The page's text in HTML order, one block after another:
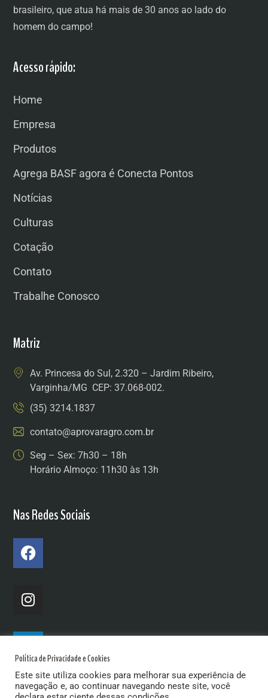
brasileiro, que atua há mais de 30 anos ao lado do
homem do campo!
Acesso rápido:
Home
Empresa
Produtos
Agrega BASF agora é Conecta Pontos
Notícias
Culturas
Cotação
Contato
Trabalhe Conosco
Matriz
Av. Princesa do Sul, 2.320 – Jardim Ribeiro,
Varginha/MG CEP: 37.068-002.
(35) 3214.1837
contato@aprovaragro.com.br
Seg – Sex: 7h30 – 18h
Horário Almoço: 11h30 às 13h
Nas Redes Sociais
Política de Privacidade e Cookies
Este site utiliza cookies para melhorar sua experiência de
navegação e, ao continuar navegando neste site, você